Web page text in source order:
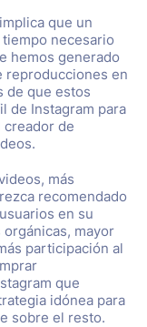
que un
necesario
hemos generado
reproducciones en
de que estos
de Instagram para
de
más
recomendado
en su
mayor
participación al
que
idónea para
sobre el resto.